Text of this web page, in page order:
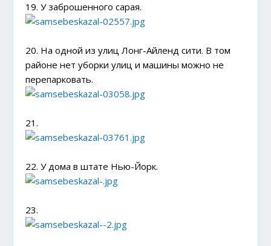
19. У заброшенного сарая.
20. На одной из улиц Лонг-Айленд сити. В том
районе нет уборки улиц и машины можно не
перепарковать.
21.
22. У дома в штате Нью-Йорк.
23.